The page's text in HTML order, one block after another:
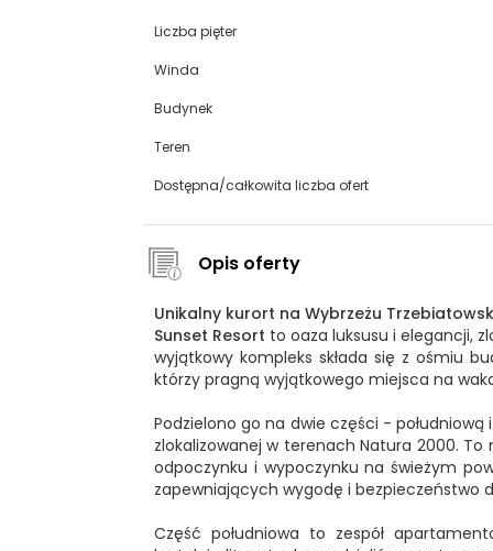
Liczba pięter
Winda
Budynek
Teren
Dostępna/całkowita liczba ofert
Opis oferty
Unikalny kurort na Wybrzeżu
Sunset Resort to oaza luksusu i elegancji,
wyjątkowy kompleks składa się z ośmiu
którzy pragną wyjątkowego miejsca na
Podzielono go na dwie części -
zlokalizowanej w terenach Natura 2000.
odpoczynku i wypoczynku na świeżym
zapewniających wygodę i bezpieczeństwo
Część południowa to zespół